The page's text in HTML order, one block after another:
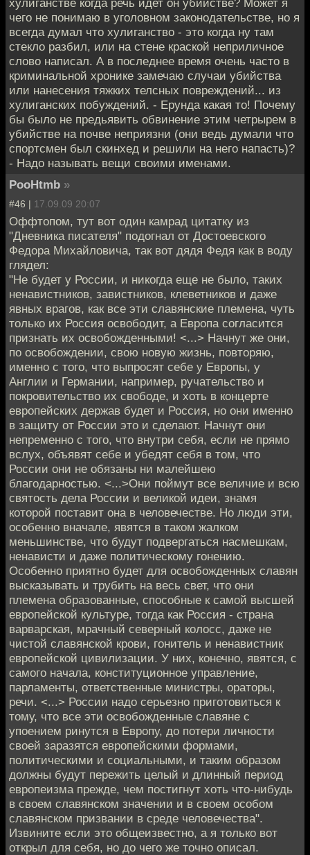
чего не понимаю в уголовном законодательстве, но я
всегда думал что хулиганство - это когда ну там
стекло разбил, или на стене краской неприличное
слово написал. А в последнее время очень часто в
криминальной хронике замечаю случаи убийства
или нанесения тяжких телсных повреждений... из
хулиганских побуждений. - Ерунда какая то! Почему
бы было не предьявить обвинение этим четрырем в
убийстве на почве неприязни (они ведь думали что
спортсмeн был скинхед и решили на него напасть)?
- Надо называть вещи своими именами.
PooHtmb »
#46 | 17.09.09 20:07
Оффтопом, тут вот один камрад цитатку из
"Дневника писателя" подогнал от Достоевского
Федора Михайловича, так вот дядя Федя как в воду
глядел:
"Не будет у России, и никогда еще не было, таких
ненавистников, завистников, клеветников и даже
явных врагов, как все эти славянские племена, чуть
только их Россия освободит, а Европа согласится
признать их освобожденными! <...> Начнут же они,
по освобождении, свою новую жизнь, повторяю,
именно с того, что выпросят себе у Европы, у
Англии и Германии, например, ручательство и
покровительство их свободе, и хоть в концерте
европейских держав будет и Россия, но они именно
в защиту от России это и сделают. Начнут они
непременно с того, что внутри себя, если не прямо
вслух, объявят себе и убедят себя в том, что
России они не обязаны ни малейшею
благодарностью. <...>Они поймут все величие и всю
святость дела России и великой идеи, знамя
которой поставит она в человечестве. Но люди эти,
особенно вначале, явятся в таком жалком
меньшинстве, что будут подвергаться насмешкам,
ненависти и даже политическому гонению.
Особенно приятно будет для освобожденных славян
высказывать и трубить на весь свет, что они
племена образованные, способные к самой высшей
европейской культуре, тогда как Россия - страна
варварская, мрачный северный колосс, даже не
чистой славянской крови, гонитель и ненавистник
европейской цивилизации. У них, конечно, явятся, с
самого начала, конституционное управление,
парламенты, ответственные министры, ораторы,
речи. <...> России надо серьезно приготовиться к
тому, что все эти освобожденные славяне с
упоением ринутся в Европу, до потери личности
своей заразятся европейскими формами,
политическими и социальными, и таким образом
должны будут пережить целый и длинный период
европеизма прежде, чем постигнут хоть что-нибудь
в своем славянском значении и в своем особом
славянском призвании в среде человечества".
Извините если это общеизвестно, а я только вот
открыл для себя, но до чего же точно описал.